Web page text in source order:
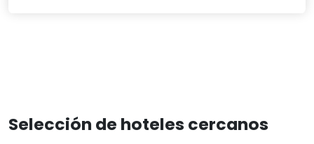
Selección de hoteles cercanos